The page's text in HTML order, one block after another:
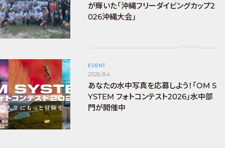
が輝いた「沖縄フリーダイビングカップ2
026沖縄大会」
EVENT
2026.8.4
あなたの水中写真を応募しよう！「OM S
YSTEM フォトコンテスト2026」水中部
門が開催中